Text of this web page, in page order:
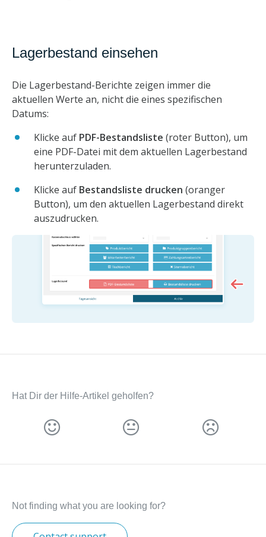
Lagerbestand einsehen
Die Lagerbestand-Berichte zeigen immer die
aktuellen Werte an, nicht die eines spezifischen
Datums:
Klicke auf PDF-Bestandsliste (roter Button), um
eine PDF-Datei mit dem aktuellen Lagerbestand
herunterzuladen.
Klicke auf Bestandsliste drucken (oranger
Button), um den aktuellen Lagerbestand direkt
auszudrucken.
Hat Dir der Hilfe-Artikel geholfen?
Not finding what you are looking for?